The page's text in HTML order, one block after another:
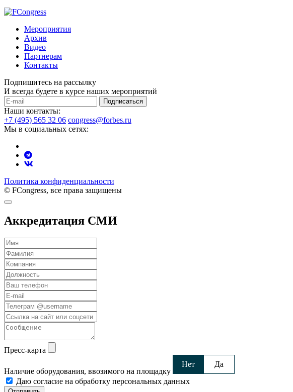
Мероприятия
Архив
Видео
Партнерам
Контакты
Подпишитесь на рассылку
И всегда будете в курсе наших мероприятий
Подписаться
Наши контакты:
+7 (495) 565 32 06 congress@forbes.ru
Мы в социальных сетях:
Политика конфиденциальности
© FCongress, все права защищены
Аккредитация СМИ
Пресс-карта
Наличие оборудования, ввозимого на площадку
Нет
Да
Даю согласие на обработку персональных данных